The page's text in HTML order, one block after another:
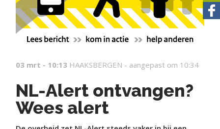
03 mrt - 10:13 HAAKSBERGEN - aangepast om 10:34
NL-Alert ontvangen?
Wees alert